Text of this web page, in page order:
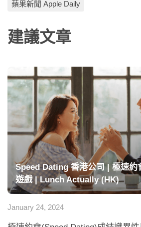
蘋果新聞 Apple Daily
建議文章
Speed Dating 香港公司 | 極速約
遊戲 | Lunch Actually (HK)
January 24, 2024